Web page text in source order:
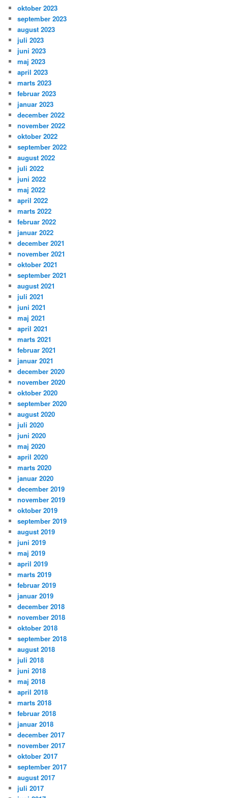
oktober 2023
september 2023
august 2023
juli 2023
juni 2023
maj 2023
april 2023
marts 2023
februar 2023
januar 2023
december 2022
november 2022
oktober 2022
september 2022
august 2022
juli 2022
juni 2022
maj 2022
april 2022
marts 2022
februar 2022
januar 2022
december 2021
november 2021
oktober 2021
september 2021
august 2021
juli 2021
juni 2021
maj 2021
april 2021
marts 2021
februar 2021
januar 2021
december 2020
november 2020
oktober 2020
september 2020
august 2020
juli 2020
juni 2020
maj 2020
april 2020
marts 2020
januar 2020
december 2019
november 2019
oktober 2019
september 2019
august 2019
juni 2019
maj 2019
april 2019
marts 2019
februar 2019
januar 2019
december 2018
november 2018
oktober 2018
september 2018
august 2018
juli 2018
juni 2018
maj 2018
april 2018
marts 2018
februar 2018
januar 2018
december 2017
november 2017
oktober 2017
september 2017
august 2017
juli 2017